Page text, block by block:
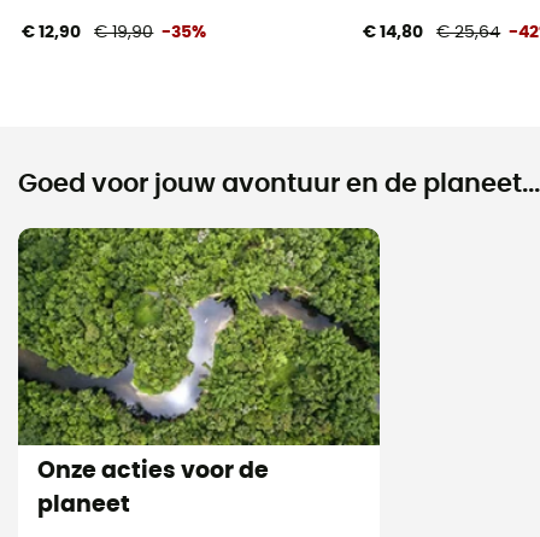
€ 12,90 € 19,90 -35% € 14,80 € 25,64 -
Goed voor jouw avontuur en de planeet...
Onze acties voor de
planeet